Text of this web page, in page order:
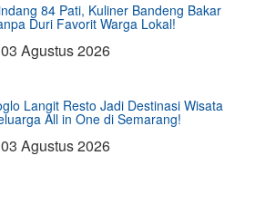
84 Pati, Kuliner Bandeng Bakar
Duri Favorit Warga Lokal!
03 Agustus 2026
Langit Resto Jadi Destinasi Wisata
All in One di Semarang!
03 Agustus 2026